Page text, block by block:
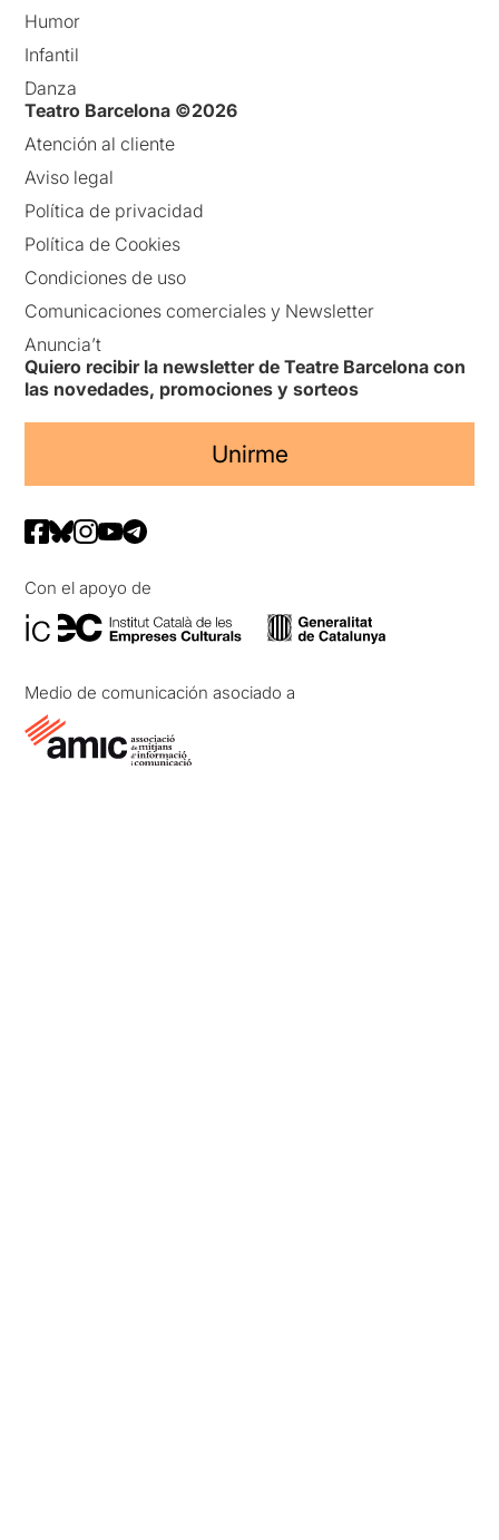
Humor
Infantil
Danza
Teatro Barcelona ©2026
Atención al cliente
Aviso legal
Política de privacidad
Política de Cookies
Condiciones de uso
Comunicaciones comerciales y Newsletter
Anuncia’t
Quiero recibir la newsletter de Teatre Barcelona con
las novedades, promociones y sorteos
Unirme
Con el apoyo de
Medio de comunicación asociado a